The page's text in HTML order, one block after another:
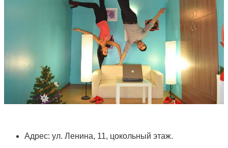
Адрес: ул. Ленина, 11, цокольный этаж.